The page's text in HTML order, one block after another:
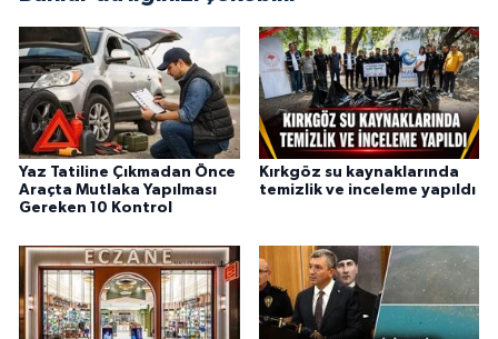
fayda sağla
Yaz Tatiline Çıkmadan Önce
Araçta Mutlaka Yapılması
Gereken 10 Kontrol
Kırkgöz su kaynaklarında
temizlik ve inceleme yapıldı